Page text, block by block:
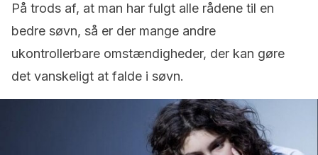
På trods af, at man har fulgt alle rådene til en
bedre søvn, så er der mange andre
ukontrollerbare omstændigheder, der kan gøre
det vanskeligt at falde i søvn.